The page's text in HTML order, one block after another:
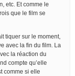
etc. Et comme le
que le film se
tiquer sur le moment,
avec la fin du film. La
la réaction du
compte qu’elle
comme si elle